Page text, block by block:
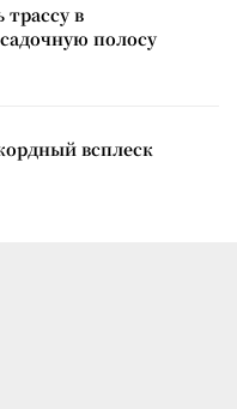
в
полосу
всплеск